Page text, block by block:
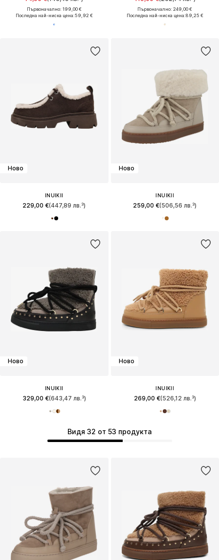
Първоначално: 199,00 €
Последна най-ниска цена:59,92 €
Първоначално: 249,00 €
Последна най-ниска цена:89,25 €
Видя 32 от 53 продукта
Ново
INUIKII
229,00 €(447,89 лв.³)
Ново
INUIKII
259,00 €(506,56 лв.³)
Ново
INUIKII
329,00 €(643,47 лв.³)
Ново
INUIKII
269,00 €(526,12 лв.³)